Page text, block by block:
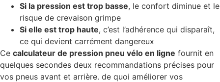
Si la pression est trop basse, le confort diminue et le
risque de crevaison grimpe
Si elle est trop haute, c’est l’adhérence qui disparaît,
ce qui devient carrément dangereux
Ce calculateur de pression pneu vélo en ligne fournit en
quelques secondes deux recommandations précises pour
vos pneus avant et arrière. de quoi améliorer vos